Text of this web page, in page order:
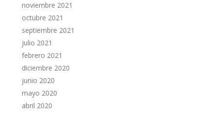
noviembre 2021
octubre 2021
septiembre 2021
julio 2021
febrero 2021
diciembre 2020
junio 2020
mayo 2020
abril 2020